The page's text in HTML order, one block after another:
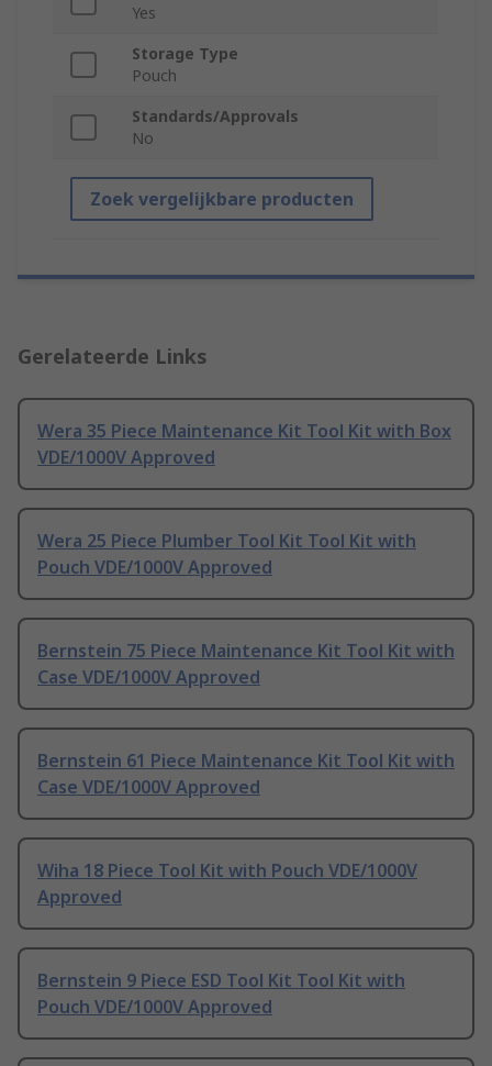
Yes
Storage Type
Pouch
Standards/Approvals
No
Zoek vergelijkbare producten
Gerelateerde Links
Wera 35 Piece Maintenance Kit Tool Kit with Box
VDE/1000V Approved
Wera 25 Piece Plumber Tool Kit Tool Kit with
Pouch VDE/1000V Approved
Bernstein 75 Piece Maintenance Kit Tool Kit with
Case VDE/1000V Approved
Bernstein 61 Piece Maintenance Kit Tool Kit with
Case VDE/1000V Approved
Wiha 18 Piece Tool Kit with Pouch VDE/1000V
Approved
Bernstein 9 Piece ESD Tool Kit Tool Kit with
Pouch VDE/1000V Approved